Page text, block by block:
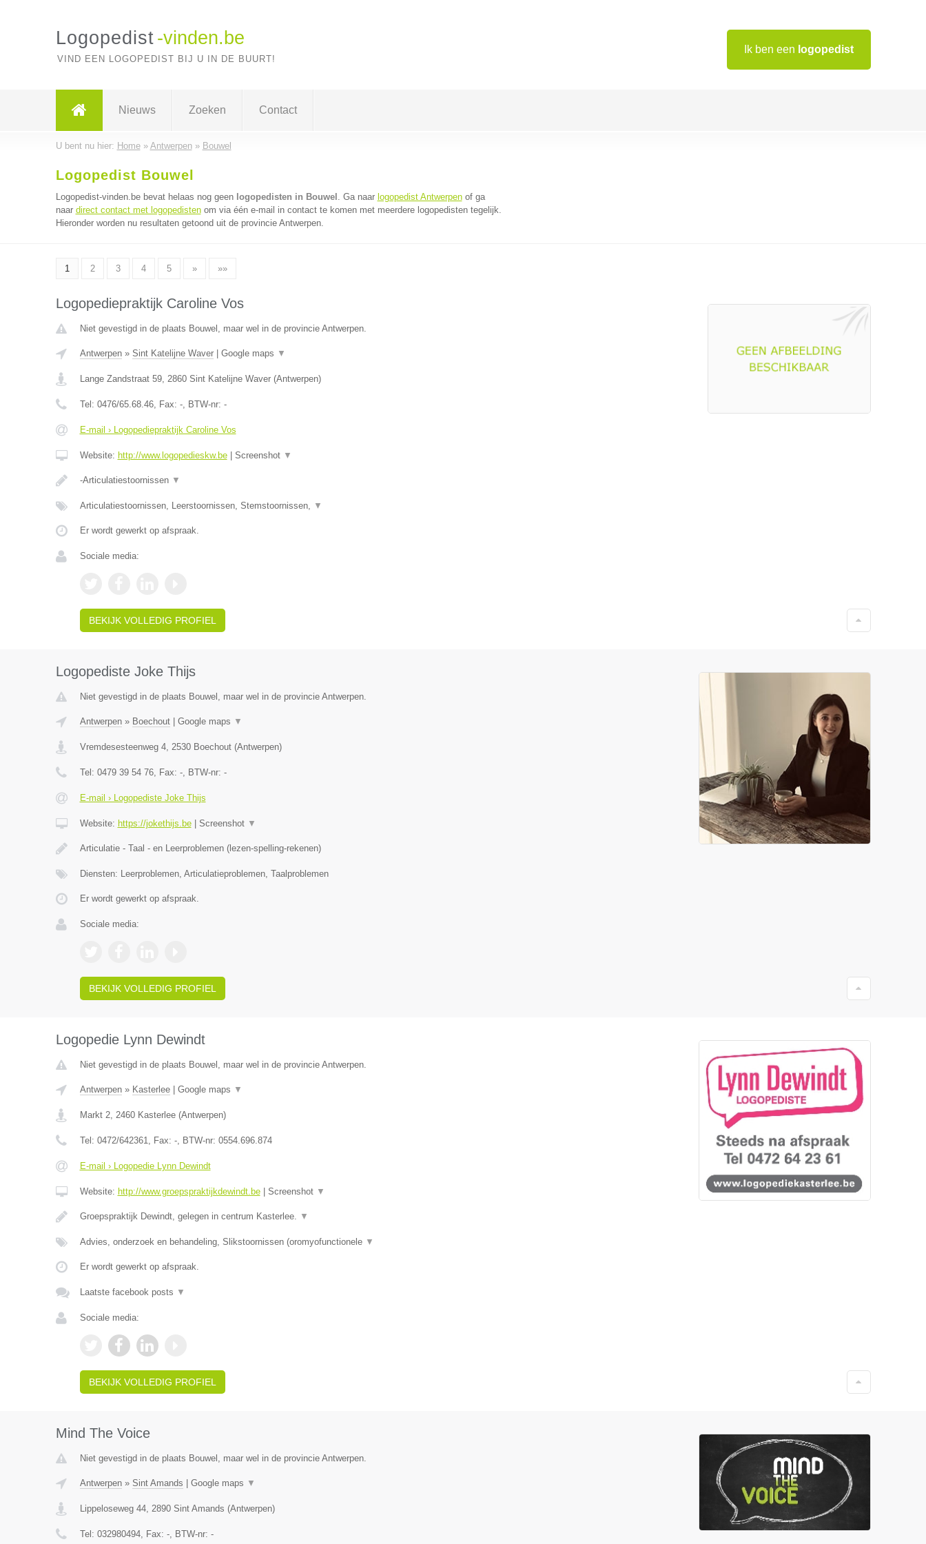
Ik ben een logopedist
Logopedist -vinden.be
VIND EEN LOGOPEDIST BIJ U IN DE BUURT!
Nieuws Zoeken Contact
U bent nu hier: Home» Antwerpen» Bouwel
Logopedist Bouwel
Logopedist-vinden.be bevat helaas nog geen logopedisten in Bouwel . Ga naar logopedist Antwerpenof ga
naar direct contact met logopedistenom via één e-mail in contact te komen met meerdere logopedisten tegelijk.
Hieronder worden nu resultaten getoond uit de provincie Antwerpen.
1 2 3 4 5 » »»
Logopediepraktijk Caroline Vos
Niet gevestigd in de plaats Bouwel, maar wel in de provincie Antwerpen.
Antwerpen» Sint Katelijne Waver| Google maps ▼
Lange Zandstraat 59, 2860 Sint Katelijne Waver(Antwerpen)
Tel: 0476/65.68.46, Fax: -, BTW-nr: -
E-mail › Logopediepraktijk Caroline Vos
Website: http://www.logopedieskw.be| Screenshot ▼
-Articulatiestoornissen ▼
Articulatiestoornissen, Leerstoornissen, Stemstoornissen, ▼
Er wordt gewerkt op afspraak.
Sociale media:
BEKIJK VOLLEDIG PROFIEL
Logopediste Joke Thijs
Niet gevestigd in de plaats Bouwel, maar wel in de provincie Antwerpen.
Antwerpen» Boechout| Google maps ▼
Vremdesesteenweg 4, 2530 Boechout(Antwerpen)
Tel: 0479 39 54 76, Fax: -, BTW-nr: -
E-mail › Logopediste Joke Thijs
Website: https://jokethijs.be| Screenshot ▼
Articulatie - Taal - en Leerproblemen (lezen-spelling-rekenen)
Diensten: Leerproblemen, Articulatieproblemen, Taalproblemen
Er wordt gewerkt op afspraak.
Sociale media:
BEKIJK VOLLEDIG PROFIEL
Logopedie Lynn Dewindt
Niet gevestigd in de plaats Bouwel, maar wel in de provincie Antwerpen.
Antwerpen» Kasterlee| Google maps ▼
Markt 2, 2460 Kasterlee(Antwerpen)
Tel: 0472/642361, Fax: -, BTW-nr: 0554.696.874
E-mail › Logopedie Lynn Dewindt
Website: http://www.groepspraktijkdewindt.be| Screenshot ▼
Groepspraktijk Dewindt, gelegen in centrum Kasterlee. ▼
Advies, onderzoek en behandeling, Slikstoornissen (oromyofunctionele ▼
Er wordt gewerkt op afspraak.
Laatste facebook posts ▼
Sociale media:
BEKIJK VOLLEDIG PROFIEL
Mind The Voice
Niet gevestigd in de plaats Bouwel, maar wel in de provincie Antwerpen.
Antwerpen» Sint Amands Google maps ▼
Lippeloseweg 44, 2890 Sint Amands (Antwerpen)
Tel: 032980494, Fax: -, BTW-nr: -